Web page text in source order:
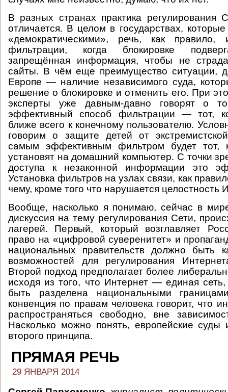
В разных странах практика регулирования
отличается. В целом в государствах,
«демократическими», речь, как
фильтрации, когда блокировке
запрещённая информация, чтобы не
сайты. В чём еще преимущество ситуации,
Европе — наличие независимого суда,
решение о блокировке и отменить его. При
эксперты уже давным-давно говорят о
эффективный способ фильтрации — тот,
ближе всего к конечному пользователю.
говорим о защите детей от
самым эффективным фильтром будет тот,
установят на домашний компьютер. С точки
доступа к незаконной информации это
Установка фильтров на узлах связи, как
чему, кроме того что нарушается целостность
Вообще, насколько я понимаю, сейчас в
дискуссия на тему регулирования Сети,
лагерей. Первый, который возглавляет
право на «цифровой суверенитет» и
национальных правительств должно быть
возможностей для регулирования
Второй подход предполагает более
исходя из того, что Интернет — единая
быть разделена национальными
конвенция по правам человека говорит, что
распространяться свободно, вне
Насколько можно понять, европейские суды
второго принципа.
ПРЯМАЯ РЕЧЬ
29 ЯНВАРЯ 2014